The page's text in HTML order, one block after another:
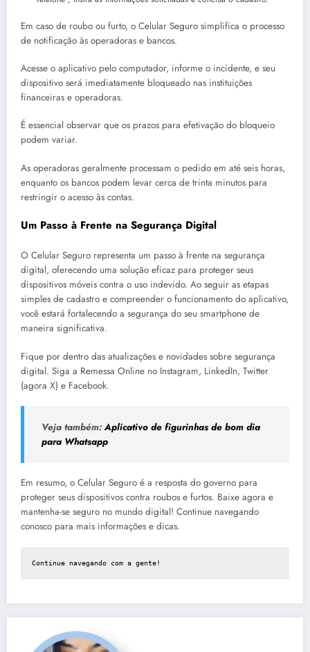
Em caso de roubo ou furto, o Celular Seguro simplifica o processo
de notificação às operadoras e bancos.
Acesse o aplicativo pelo computador, informe o incidente, e seu
dispositivo será imediatamente bloqueado nas instituições
financeiras e operadoras.
É essencial observar que os prazos para efetivação do bloqueio
podem variar.
As operadoras geralmente processam o pedido em até seis horas,
enquanto os bancos podem levar cerca de trinta minutos para
restringir o acesso às contas.
Um Passo à Frente na Segurança Digital
O Celular Seguro representa um passo à frente na segurança
digital, oferecendo uma solução eficaz para proteger seus
dispositivos móveis contra o uso indevido. Ao seguir as etapas
simples de cadastro e compreender o funcionamento do aplicativo,
você estará fortalecendo a segurança do seu smartphone de
maneira significativa.
Fique por dentro das atualizações e novidades sobre segurança
digital. Siga a Remessa Online no Instagram, LinkedIn, Twitter
(agora X) e Facebook.
Veja também:Aplicativo de figurinhas de bom dia
para Whatsapp
Em resumo, o Celular Seguro é a resposta do governo para
proteger seus dispositivos contra roubos e furtos. Baixe agora e
mantenha-se seguro no mundo digital! Continue navegando
conosco para mais informações e dicas.
Continue navegando com a gente!